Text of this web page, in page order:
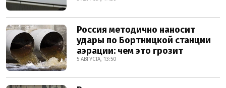
Россия методично наносит
удары по Бортницкой станции
аэрации: чем это грозит
5 АВГУСТА, 13:50